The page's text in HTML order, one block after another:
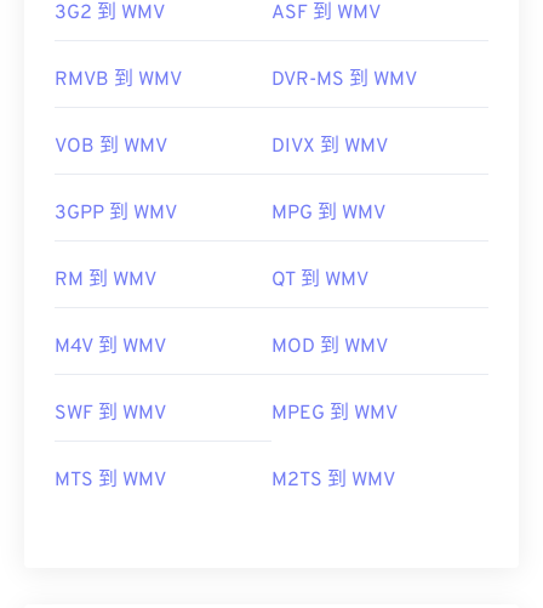
3G2 到 WMV ASF 到 WMV
RMVB 到 WMV DVR-MS 到 WMV
VOB 到 WMV DIVX 到 WMV
3GPP 到 WMV MPG 到 WMV
RM 到 WMV QT 到 WMV
M4V 到 WMV MOD 到 WMV
SWF 到 WMV MPEG 到 WMV
MTS 到 WMV M2TS 到 WMV